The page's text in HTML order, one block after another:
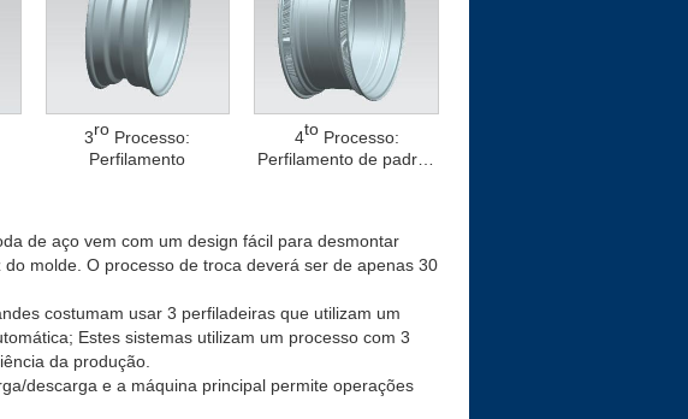
3ro Processo:
Perfilamento
4toProcesso:
Perfilamento de padrão
de aço vem com um design fácil para desmontar
molde. O processo de troca deverá ser de apenas 30
costumam usar 3 perfiladeiras que utilizam um
Estes sistemas utilizam um processo com 3
da produção.
descarga e a máquina principal permite operações